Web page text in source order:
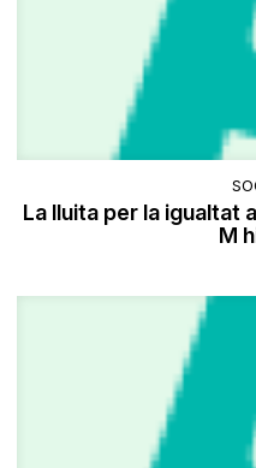
La lluita per la igualtat
M